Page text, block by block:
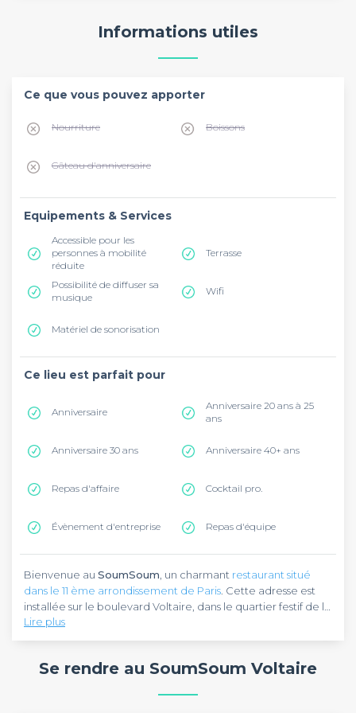
Informations utiles
Ce que vous pouvez apporter
Nourriture Boissons
Gâteau d'anniversaire
Equipements & Services
Accessible pour les
personnes à mobilité
réduite
Terrasse
Possibilité de diffuser sa
musique
Wifi
Matériel de sonorisation
Ce lieu est parfait pour
Anniversaire
Anniversaire 20 ans à 25
ans
Anniversaire 30 ans Anniversaire 40+ ans
Repas d'affaire Cocktail pro.
Évènement d'entreprise Repas d'équipe
Bienvenue au SoumSoum , un charmant restaurant situé
dans le 11 ème arrondissement de Paris . Cette adresse est
installée sur le boulevard Voltaire, dans le quartier festif de la
Roquette. Pour vous y rendre, vous pouvez emprunter la
ligne 9 du métro, qui vous emmènera à la station Voltaire, à
LeSoumSoumest basé sur un concept de street food
décoration typée orientaliste, simple et épurée, offre une
Lire plus
Se rendre au SoumSoum Voltaire